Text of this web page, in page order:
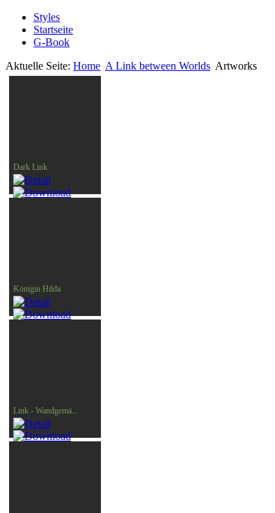
Styles
Startseite
G-Book
Aktuelle Seite: Home A Link between Worlds Artworks
Dark Link
Königin Hilda
Link - Wandgemä...